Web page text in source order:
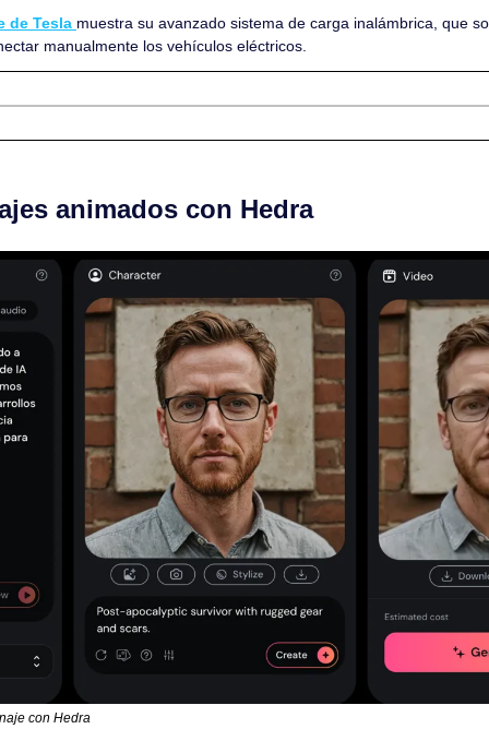
de Tesla muestra su avanzado sistema de carga inalámbrica, que
manualmente los vehículos eléctricos.
animados con Hedra
con Hedra